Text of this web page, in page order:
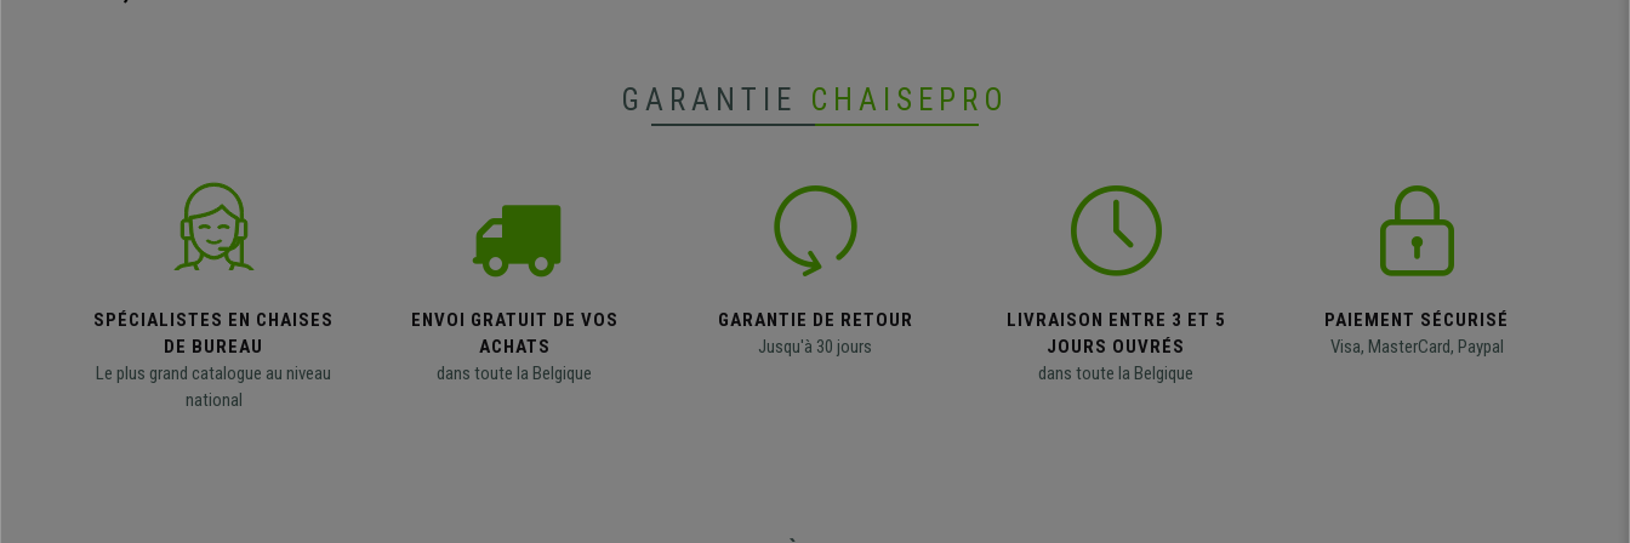
GARANTIE CHAISEPRO
SPÉCIALISTES EN CHAISES
DE BUREAU
Le plus grand catalogue au niveau
national
ENVOI GRATUIT DE VOS
ACHATS
dans toute la Belgique
GARANTIE DE RETOUR
Jusqu'à 30 jours
LIVRAISON ENTRE 3 ET 5
JOURS OUVRÉS
dans toute la Belgique
PAIEMENT SÉCURISÉ
Visa, MasterCard, Paypal